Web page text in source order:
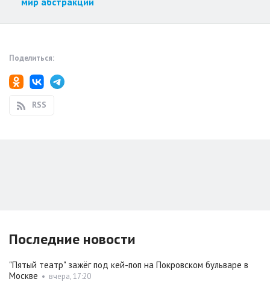
Поделиться:
RSS
Последние новости
"Пятый театр" зажёг под кей-поп на Покровском бульваре в
Москве • вчера, 17:20